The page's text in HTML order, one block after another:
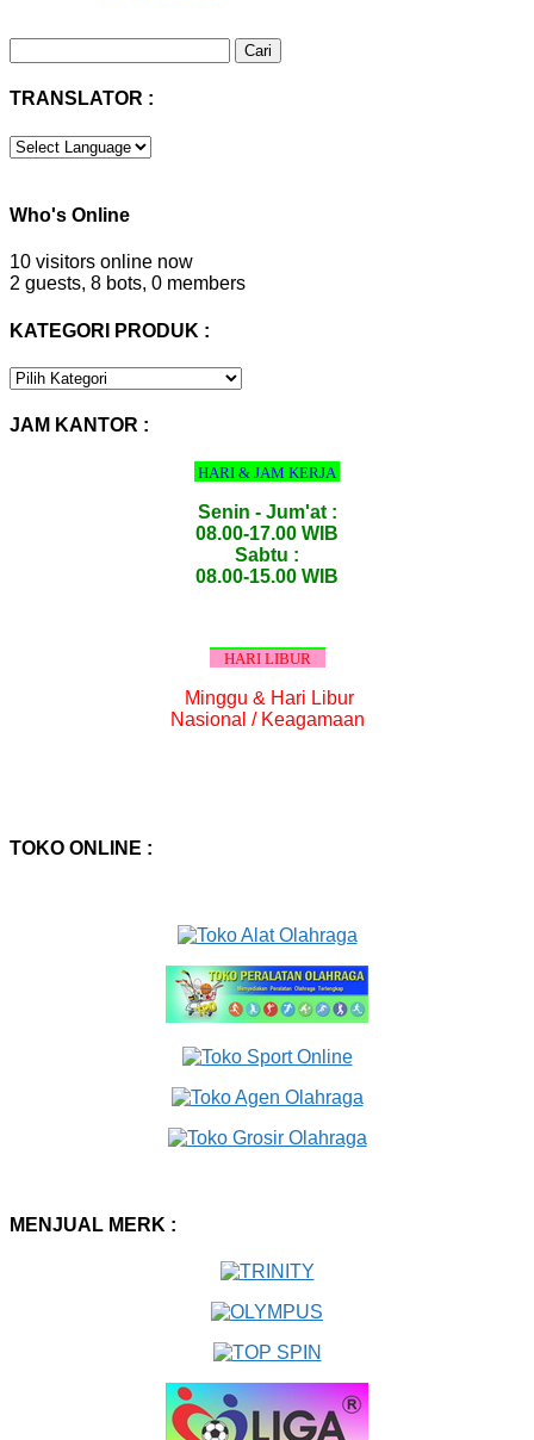
untuk:
TRANSLATOR :
Who's Online
10 visitors online now
2 guests, 8 bots, 0 members
KATEGORI PRODUK :
KATEGORI
JAM KANTOR :
HARI & JAM KERJA
Senin - Jum'at :
08.00-17.00 WIB
Sabtu :
08.00-15.00 WIB
HARI LIBUR
Minggu & Hari Libur
Nasional / Keagamaan
TOKO ONLINE :
MENJUAL MERK :